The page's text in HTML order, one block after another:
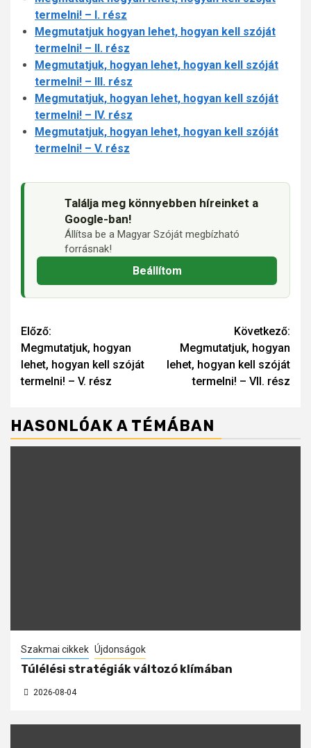
termelni! – I. rész
Megmutatjuk hogyan lehet, hogyan kell szóját
termelni! – II. rész
Megmutatjuk, hogyan lehet, hogyan kell szóját
termelni! – III. rész
Megmutatjuk, hogyan lehet, hogyan kell szóját
termelni! – IV. rész
Megmutatjuk, hogyan lehet, hogyan kell szóját
termelni! – V. rész
Találja meg könnyebben híreinket a
Google-ban!
Állítsa be a Magyar Szóját megbízható
forrásnak!
Beállítom
Continue
Reading
Előző:
Megmutatjuk, hogyan
lehet, hogyan kell szóját
termelni! – V. rész
Következő:
Megmutatjuk, hogyan
lehet, hogyan kell szóját
termelni! – VII. rész
HASONLÓAK A TÉMÁBAN
Szakmai cikkek Újdonságok
Túlélési stratégiák változó klímában
2026-08-04